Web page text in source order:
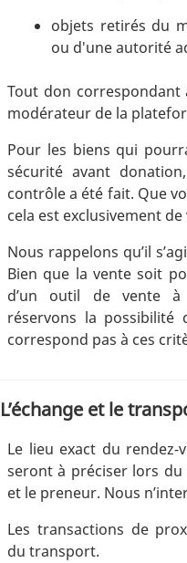
objets retirés du
ou d'une autorité
Tout don
modérateur de la
Pour les biens qui
sécurité avant
contrôle a été fait. Que
cela est exclusivement
Nous rappelons qu’il
Bien que la vente soit
d’un outil de vente à
réservons la possibilité
correspond pas à ces
L’échange et le
Le lieu exact du
seront à préciser lors
et le preneur. Nous
Les transactions de
du transport.